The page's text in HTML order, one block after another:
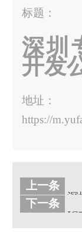
标题：
深圳
开发
地址：
https://
上一条
下一条